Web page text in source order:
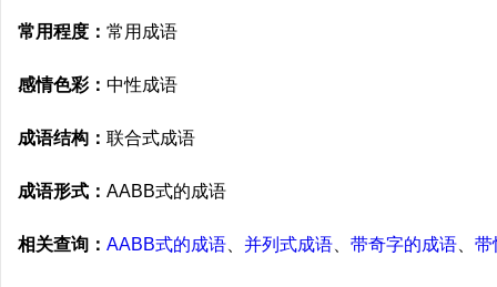
常用程度： 常用成语
感情色彩： 中性成语
成语结构： 联合式成语
成语形式： AABB式的成语
相关查询： AABB式的成语 并列式成语 带奇字的成语 带